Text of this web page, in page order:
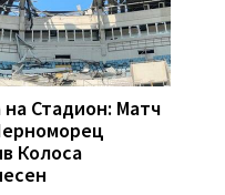
на Стадион: Матч
Колоса